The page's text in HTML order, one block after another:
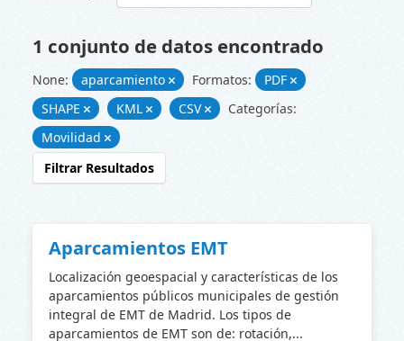
1 conjunto de datos encontrado
None: aparcamiento Formatos:
PDF
SHAPE
KML CSV
Categorías:
Movilidad
Filtrar Resultados
Aparcamientos EMT
Localización geoespacial y características de los
aparcamientos públicos municipales de gestión
integral de EMT de Madrid. Los tipos de
aparcamientos de EMT son de: rotación,...